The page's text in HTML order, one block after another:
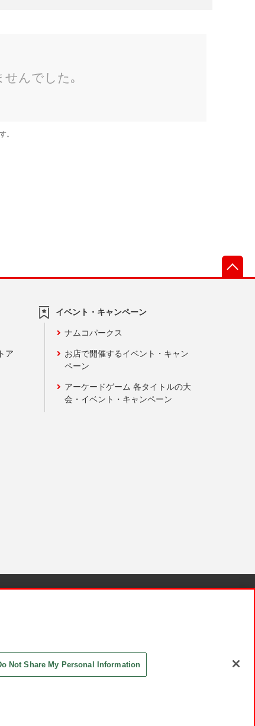
ア
イベント・キャンペーン
ナムコパークス
お店で開催するイベント・キャン
ペーン
アーケードゲーム 各タイトルの大
会・イベント・キャンペーン
Not Share My Personal Information